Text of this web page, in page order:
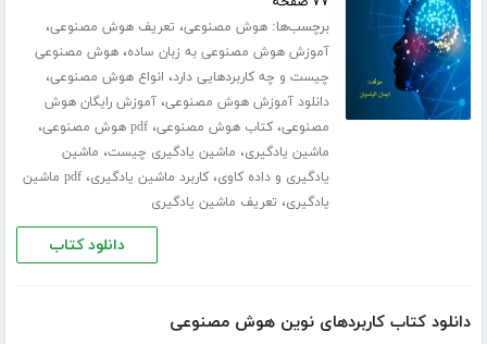
برچسب‌ها:هوش مصنوعی، تعریف هوش مصنوعی،
آموزش هوش مصنوعی به زبان ساده،هوش مصنوعی
چیست و چه کاربردهایی دارد، انواع هوش مصنوعی،
دانلود آموزش هوش مصنوعی،آموزش رایگان هوش
مصنوعی،کتاب هوش مصنوعی،pdf هوش مصنوعی ،
ماشین یادگیری، ماشین یادگیری چیست، ماشین
یادگیری و داده کاوی،کاربرد ماشین یادگیری،
pdf ماشین
یادگیری، تعریف ماشین یادگیری
دانلود کتاب
دانلود کتاب کاربردهای نوین هوش مصنوعی